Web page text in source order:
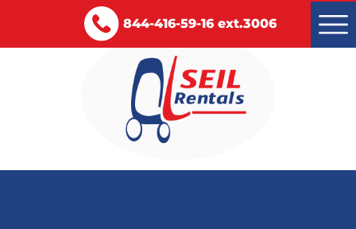
844-416-59-16 ext.3006